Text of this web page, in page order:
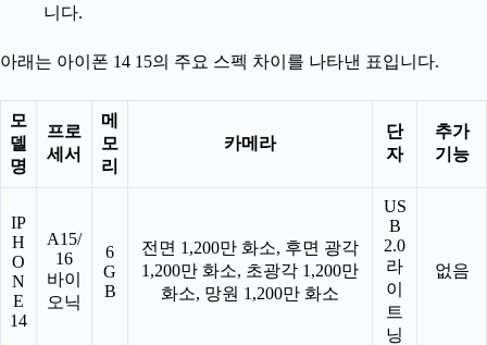
니다.
아래는 아이폰 14 15의 주요 스펙 차이를 나타낸 표입니다.
모
델
명
프로
세서
메
모
리
카메라
단
자
추가
기능
IP
H
O
N
E
14
A15/
16
바이
오닉
6
G
B
전면 1,200만 화소, 후면 광각
1,200만 화소, 초광각 1,200만
화소, 망원 1,200만 화소
US
B
2.0
라
이
트
닝
없음